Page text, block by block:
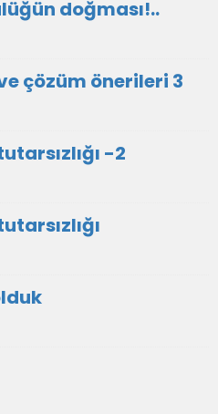
doğması!..
çözüm önerileri 3
-2